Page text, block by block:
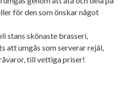
för den som önskar något
skönaste brasseri,
att umgås som serverar rejäl,
till vettiga priser!